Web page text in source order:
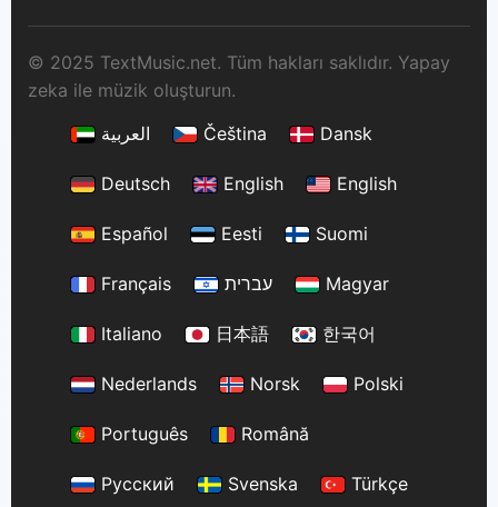
© 2025 TextMusic.net. Tüm hakları saklıdır. Yapay
zeka ile müzik oluşturun.
العربية
Čeština Dansk
Deutsch English English
Español Eesti Suomi
Français עברית Magyar
Italiano 日本語 한국어
Nederlands Norsk Polski
Português Română
Русский Svenska Türkçe